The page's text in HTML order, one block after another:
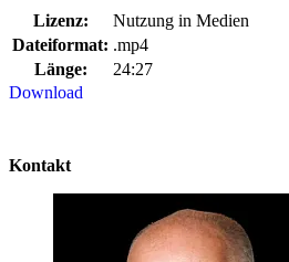
Lizenz:
Nutzung in Medien
Dateiformat: .mp4
Länge:
24:27
Download
Kontakt